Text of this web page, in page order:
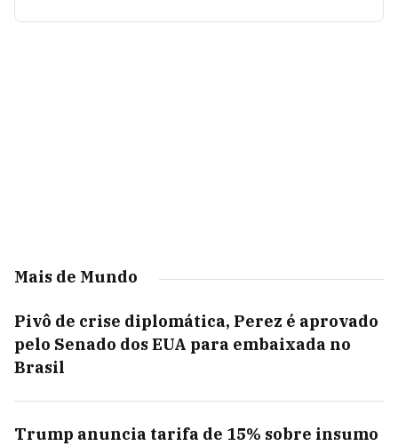
Mais de Mundo
Pivô de crise diplomática, Perez é aprovado
pelo Senado dos EUA para embaixada no
Brasil
Trump anuncia tarifa de 15% sobre insumo